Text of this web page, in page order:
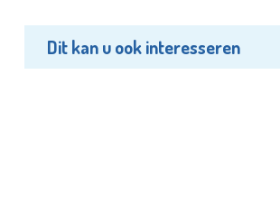
Dit kan u ook interesseren